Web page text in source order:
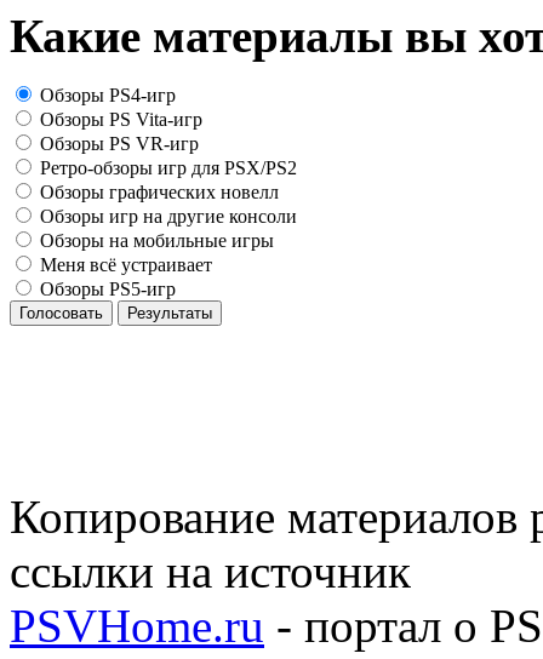
Какие материалы вы
Обзоры PS4-игр
Обзоры PS Vita-игр
Обзоры PS VR-игр
Ретро-обзоры игр для PSX/PS2
Обзоры графических новелл
Обзоры игр на другие консоли
Обзоры на мобильные игры
Меня всё устраивает
Обзоры PS5-игр
Голосовать Результаты
Копирование материалов
ссылки на источник
PSVHome.ru - портал о